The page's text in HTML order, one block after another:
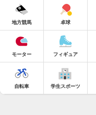
地方競馬 卓球
モーター フィギュア
自転車 学生スポーツ